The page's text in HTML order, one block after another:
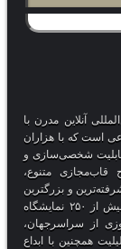
آنلاین مدرن با
است که با هزاران
شخصی‌سازی و
قاب‌مجازی متنوع،
و بزرگترین
گالری آنلاین در کل جهان می‌باشد، که باتجربهٔ برگزاری بیش از ۲۵۰ نمایشگاه
از سراسرجهان،
همچنین با ابداع